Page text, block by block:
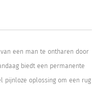
een man te ontharen door
biedt een permanente
pijnloze oplossing om een rug